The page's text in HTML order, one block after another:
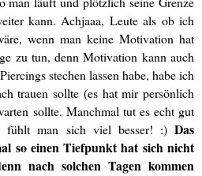
kann. Achjaaa, Leute als ob ich
wenn man keine Motivation hat
zu tun, denn Motivation kann auch
stechen lassen habe, habe ich
trauen sollte (es hat mir persönlich
sollte. Manchmal tut es echt gut
fühlt man sich viel besser! :) Das
so einen Tiefpunkt hat sich nicht
nach solchen Tagen kommen